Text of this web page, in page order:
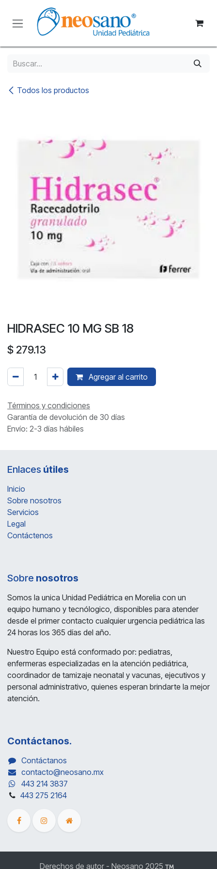
Ir al contenido
Todos los productos
HIDRASEC 10 MG SB 18
$ 279.13
Agregar al carrito
Términos y condiciones
Garantía de devolución de 30 días
Envío: 2-3 días hábiles
Enlaces útiles
Inicio
Sobre nosotros
Servicios
Legal
Contáctenos
Sobre nosotros
Somos la unica Unidad Pediátrica en Morelia con un
equipo humano y tecnólogico, disponibles para atender
desde el primer contacto cualquier urgencia pediátrica las
24 horas los 365 días del año.
Nuestro Equipo está conformado por: pediatras,
enfermeras especializadas en la atención pediátrica,
coordinador de tamizaje neonatal y vacunas, ejecutivos y
personal administrativo, quienes esperan brindarte la mejor
atención.
Contáctanos.
Contáctanos
contacto@neosano.mx
443 214 3837
443 275 2164
Derechos de autor - Neosano 2025